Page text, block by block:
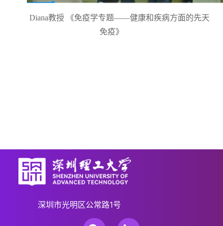
Diana教授 《免疫学专题——健康和疾病方面的先天
免疫》
深圳市光明区公常路1号